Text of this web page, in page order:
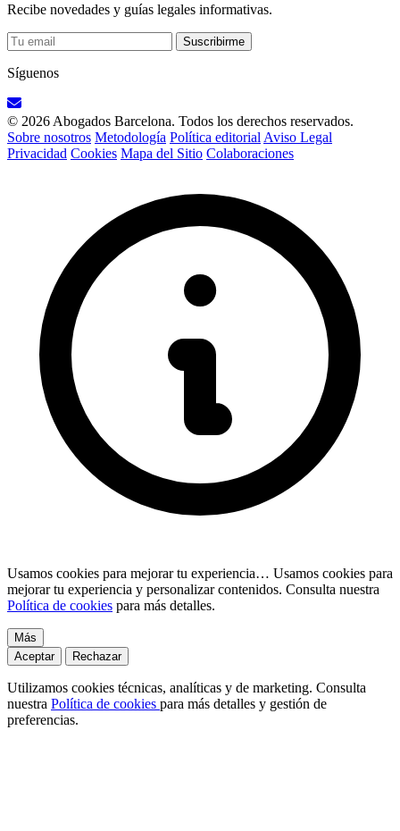
Recibe novedades y guías legales informativas.
Suscribirme
Síguenos
© 2026 Abogados Barcelona. Todos los derechos reservados.
Sobre nosotros Metodología Política editorial Aviso Legal
Privacidad Cookies Mapa del Sitio Colaboraciones
Usamos cookies para mejorar tu experiencia… Usamos cookies para
mejorar tu experiencia y personalizar contenidos. Consulta nuestra
Política de cookies para más detalles.
Más
Aceptar
Rechazar
Utilizamos cookies técnicas, analíticas y de marketing. Consulta
nuestra Política de cookies para más detalles y gestión de
preferencias.